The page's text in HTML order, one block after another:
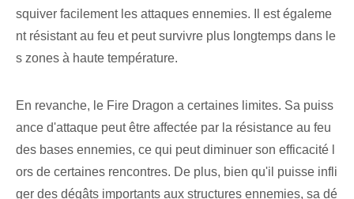
squiver facilement les attaques ennemies. Il est égaleme
nt résistant au feu et peut survivre plus longtemps dans le
s zones à haute température.
En revanche, le Fire Dragon a certaines limites. Sa puiss
ance d'attaque peut être affectée par la résistance au feu
des bases ennemies, ce qui peut diminuer son efficacité l
ors de certaines rencontres. De plus, bien qu'il puisse infli
ger des dégâts importants aux structures ennemies, sa dé